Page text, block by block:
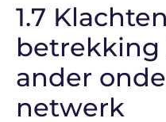
1.7
ander
netwerk